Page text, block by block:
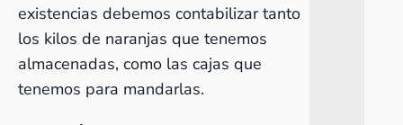
existencias debemos contabilizar tanto
los kilos de naranjas que tenemos
almacenadas, como las cajas que
tenemos para mandarlas.